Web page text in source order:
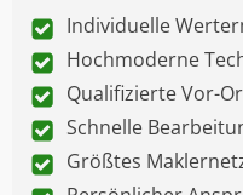
Individuelle
Hochmoderne
Qualifizierte Vor-
Schnelle
Größtes